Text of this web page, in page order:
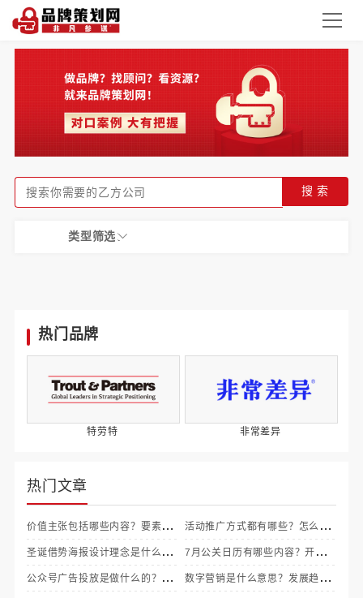
搜 索
类型筛选：
热门品牌
特劳特 非常差异
热门文章
价值主张包括哪些内容？要素怎
么描述？
活动推广方式都有哪些？怎么做
营销推广方案？
圣诞借势海报设计理念是什么？
有值得借鉴的创意吗？
7月公关日历有哪些内容？开展什
么主题活动好？
公众号广告投放是做什么的？如 数字营销是什么意思？发展趋势